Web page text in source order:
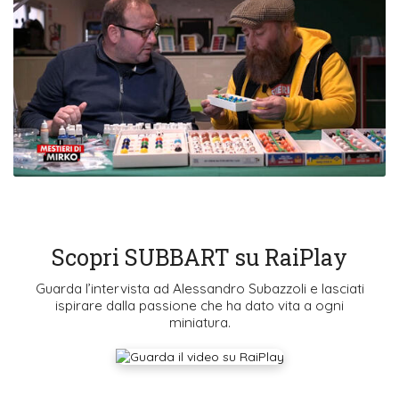
Scopri SUBBART su RaiPlay
Guarda l’intervista ad Alessandro Subazzoli e lasciati
ispirare dalla passione che ha dato vita a ogni
miniatura.